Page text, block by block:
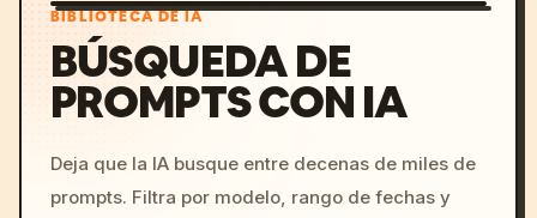
BIBLIOTECA DE IA
BÚSQUEDA DE
PROMPTS CON IA
Deja que la IA busque entre decenas de miles de
prompts. Filtra por modelo, rango de fechas y